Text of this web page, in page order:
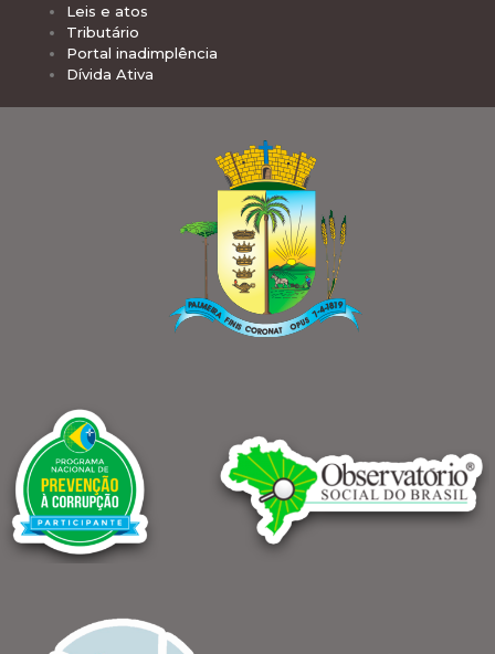
Leis e atos
Tributário
Portal inadimplência
Dívida Ativa